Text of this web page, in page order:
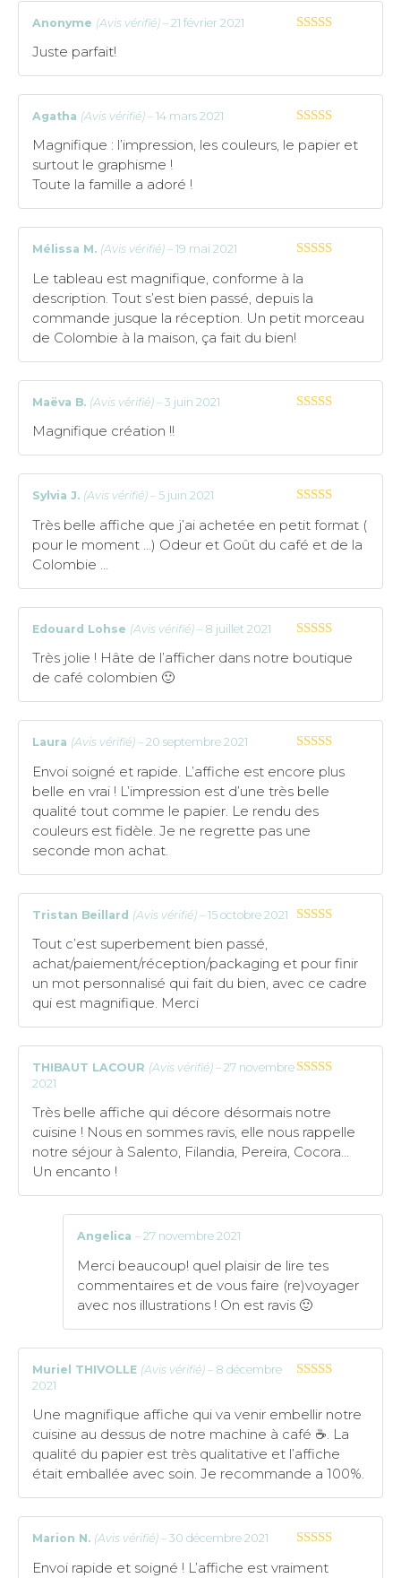
Anonyme (Avis vérifié) – 21 février 2021
Juste parfait!
Agatha (Avis vérifié) – 14 mars 2021
Magnifique : l’impression, les couleurs, le papier et
surtout le graphisme !
Toute la famille a adoré !
Mélissa M. (Avis vérifié) – 19 mai 2021
Le tableau est magnifique, conforme à la
description. Tout s’est bien passé, depuis la
commande jusque la réception. Un petit morceau
de Colombie à la maison, ça fait du bien!
Maëva B. (Avis vérifié) – 3 juin 2021
Magnifique création !!
Sylvia J. (Avis vérifié) – 5 juin 2021
Très belle affiche que j’ai achetée en petit format (
pour le moment …) Odeur et Goût du café et de la
Colombie …
Edouard Lohse (Avis vérifié) – 8 juillet 2021
Très jolie ! Hâte de l’afficher dans notre boutique
de café colombien 🙂
Laura (Avis vérifié) – 20 septembre 2021
Envoi soigné et rapide. L’affiche est encore plus
belle en vrai ! L’impression est d’une très belle
qualité tout comme le papier. Le rendu des
couleurs est fidèle. Je ne regrette pas une
seconde mon achat.
Tristan Beillard (Avis vérifié) – 15 octobre 2021
Tout c’est superbement bien passé,
achat/paiement/réception/packaging et pour finir
un mot personnalisé qui fait du bien, avec ce cadre
qui est magnifique. Merci
THIBAUT LACOUR (Avis vérifié) – 27 novembre
2021
Très belle affiche qui décore désormais notre
cuisine ! Nous en sommes ravis, elle nous rappelle
notre séjour à Salento, Filandia, Pereira, Cocora…
Un encanto !
Angelica – 27 novembre 2021
Merci beaucoup! quel plaisir de lire tes
commentaires et de vous faire (re)voyager
avec nos illustrations ! On est ravis 🙂
Muriel THIVOLLE (Avis vérifié) – 8 décembre
2021
Une magnifique affiche qui va venir embellir notre
cuisine au dessus de notre machine à café ☕️. La
qualité du papier est très qualitative et l’affiche
était emballée avec soin. Je recommande a 100%.
Marion N. (Avis vérifié) – 30 décembre 2021
Envoi rapide et soigné ! L’affiche est vraiment